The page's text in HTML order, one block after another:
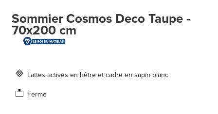
Sommier Cosmos Deco Taupe -
70x200 cm
Lattes actives en hêtre et cadre en sapin blanc
Ferme